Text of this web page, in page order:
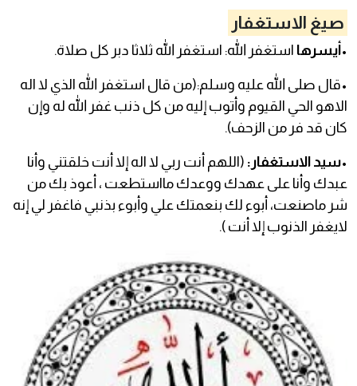
صيغ الاستغفار
•أيسرها استغفر الله: استغفر الله ثلاثا دبر كل صلاة.
•قال صلى الله عليه وسلم:(من قال استغفر الله الذي لا اله
الاهو الحي القيوم وأتوب إليه من كل ذنب غفر الله له وإن
كان قد فر من الزحف).
•سيد الاستغفار: (اللهم أنت ربي لا اله إلا أنت خلقتني وأنا
عبدك وأنا على عهدك ووعدك مااستطعت ، أعوذ بك من
شر ماصنعت، أبوء لك بنعمتك علي وأبوء بذنبي فاغفر لي إنه
لايغفر الذنوب إلا أنت ).